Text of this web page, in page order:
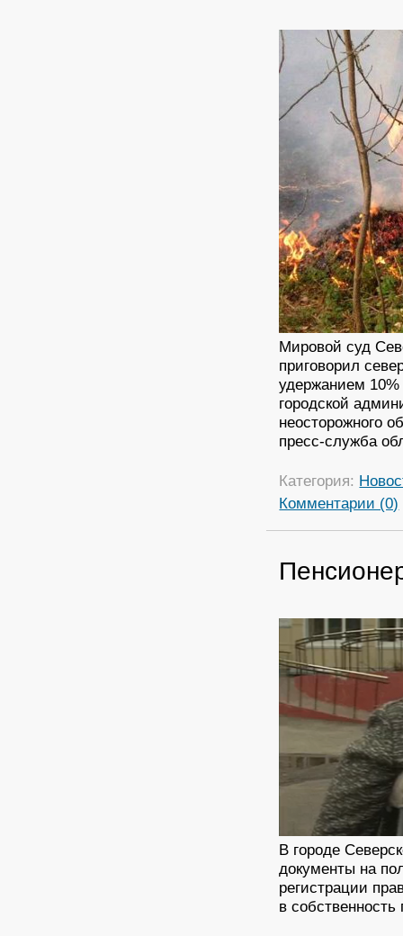
Мировой суд
приговорил
удержанием 10%
городской
неосторожного
пресс-служба
Категория:
Комментарии (0)
В городе
документы на
регистрации
в